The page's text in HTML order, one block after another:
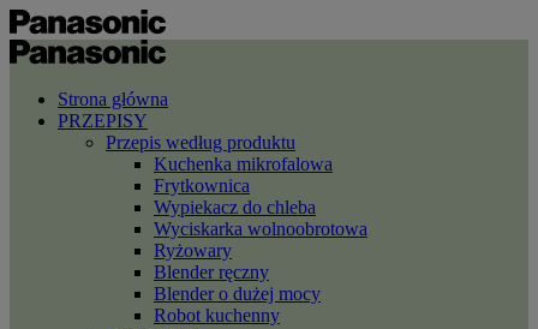
Strona główna
PRZEPISY
Przepis według produktu
Kuchenka mikrofalowa
Frytkownica
Wypiekacz do chleba
Wyciskarka wolnoobrotowa
Ryżowary
Blender ręczny
Blender o dużej mocy
Robot kuchenny